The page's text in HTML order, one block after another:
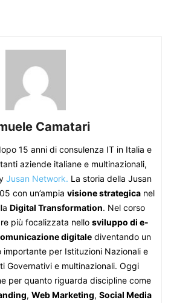
Camatari
15 anni di consulenza IT in Italia e
aziende italiane e multinazionali,
Jusan Network. La storia della Jusan
con un’ampia visione strategica nel
Digital Transformation. Nel corso
più focalizzata nello sviluppo di e-
digitalediventando un
importante per Istituzioni Nazionali e
Governativi e multinazionali. Oggi
per quanto riguarda discipline come
, Web Marketing, Social Media